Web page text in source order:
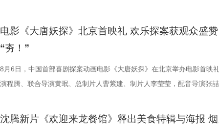
流，研讨成果丰硕。影片讲述了“缺心眼”刘奔与“没脾气”马杰包子铺“癫疯
董润年执导，应萝佳担任总制片人，张若昀、白客、高叶领衔主演，大
达菲惊喜出演，孙艺洲特别主演，田雨、王耀庆特别出演，李乃文、李
阳奋强友情出演，童漠男、酷酷的滕、闫佩伦主演，钟汉良特邀出演。
尾彩蛋全员舞力全开 魔性洗脑解锁狂欢时刻 今日，电影《年会
电影《大唐妖探》北京首映礼 欢乐探案获观众盛
“夯！”
8月6日，中国首部喜剧探案动画电影《大唐妖探》在北京举办电影首映
演程腾、联合导演黄珉、总制片人曹紫建、制片人李莹莹，配音导演张
建、蔡海婷、范哲琛等主创悉数亮相，分享幕后趣事，并与现场观众热
沈腾新片《欢迎来龙餐馆》释出美食特辑与海报